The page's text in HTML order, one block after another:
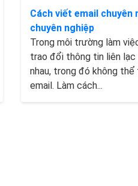
Cách viết email chuyên
chuyên nghiệp
Trong môi trường làm
trao đổi thông tin liên lạc
nhau, trong đó không
email. Làm cách...